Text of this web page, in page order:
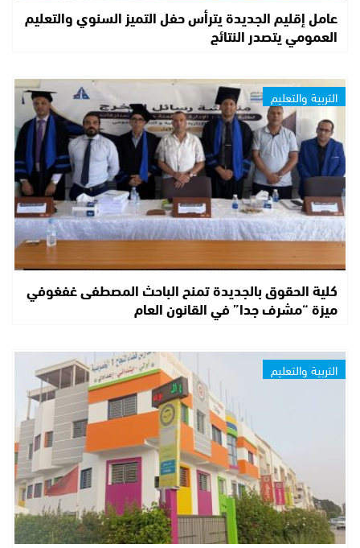
عامل إقليم الجديدة يترأس حفل التميز السنوي والتعليم
العمومي يتصدر النتائج
التربية والتعليم
كلية الحقوق بالجديدة تمنح الباحث المصطفى غفغوفي
ميزة “مشرف جدا” في القانون العام
التربية والتعليم